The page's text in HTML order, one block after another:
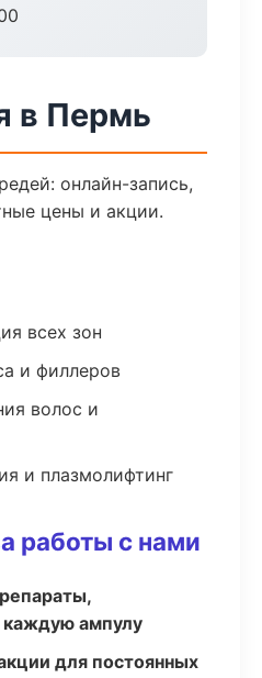
в Пермь
онлайн-запись,
цены и акции.
всех зон
и филлеров
волос и
и плазмолифтинг
работы с нами
ампулу
для постоянных